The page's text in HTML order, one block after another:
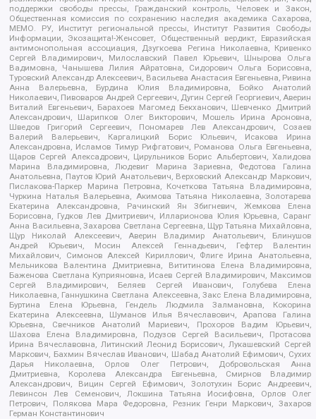
поддержки свободы прессы, Гражданский контроль, Человек и Закон,
Общественная комиссия по сохранению наследия академика Сахарова,
МЕМО. РУ, Институт региональной прессы, Институт Развития Свободы
Информации, Экозащита!-Женсовет, Общественный вердикт, Евразийская
антимонопольная ассоциация, Дзугкоева Регина Николаевна, Кривенко
Сергей Владимирович, Милославский Павел Юрьевич, Шнырова Ольга
Вадимовна, Чанышева Лилия Айратовна, Сидорович Ольга Борисовна,
Туровский Александр Алексеевич, Васильева Анастасия Евгеньевна, Ривина
Анна Валерьевна, Бурдина Юлия Владимировна, Бойко Анатолий
Николаевич, Пивоваров Андрей Сергеевич, Дугин Сергей Георгиевич, Аверин
Виталий Евгеньевич, Барахоев Магомед Бекханович, Шевченко Дмитрий
Александрович, Шарипков Олег Викторович, Мошель Ирина Ароновна,
Шведов Григорий Сергеевич, Пономарев Лев Александрович, Созаев
Валерий Валерьевич, Каргалицкий Борис Юльевич, Исакова Ирина
Александровна, Исламов Тимур Рифгатович, Романова Ольга Евгеньевна,
Щаров Сергей Алексадрович, Цирульников Борис Альбертович, Халидова
Марина Владимировна, Людевиг Марина Зариевна, Федотова Галина
Анатольевна, Паутов Юрий Анатольевич, Верховский Александр Маркович,
Пислакова-Паркер Марина Петровна, Кочеткова Татьяна Владимировна,
Чуркина Наталья Валерьевна, Акимова Татьяна Николаевна, Золотарева
Екатерина Александровна, Рачинский Ян Збигневич, Жемкова Елена
Борисовна, Гудков Лев Дмитриевич, Илларионова Юлия Юрьевна, Саранг
Анна Васильевна, Захарова Светлана Сергеевна, Щур Татьяна Михайловна,
Щур Николай Алексеевич, Аверин Владимир Анатольевич, Блинушов
Андрей Юрьевич, Мосин Алексей Геннадьевич, Гефтер Валентин
Михайлович, Симонов Алексей Кириллович, Флиге Ирина Анатольевна,
Мельникова Валентина Дмитриевна, Вититинова Елена Владимировна,
Баженова Светлана Куприяновна, Исаев Сергей Владимирович, Максимов
Сергей Владимирович, Беляев Сергей Иванович, Голубева Елена
Николаевна, Ганнушкина Светлана Алексеевна, Закс Елена Владимировна,
Буртина Елена Юрьевна, Гендель Людмила Залмановна, Кокорина
Екатерина Алексеевна, Шуманов Илья Вячеславович, Арапова Галина
Юрьевна, Свечников Анатолий Мариевич, Прохоров Вадим Юрьевич,
Шахова Елена Владимировна, Подузов Сергей Васильевич, Протасова
Ирина Вячеславовна, Литинский Леонид Борисович, Лукашевский Сергей
Маркович, Бахмин Вячеслав Иванович, Шабад Анатолий Ефимович, Сухих
Дарья Николаевна, Орлов Олег Петрович, Добровольская Анна
Дмитриевна, Королева Александра Евгеньевна, Смирнов Владимир
Александрович, Вицин Сергей Ефимович, Золотухин Борис Андреевич,
Левинсон Лев Семенович, Локшина Татьяна Иосифовна, Орлов Олег
Петрович, Полякова Мара Федоровна, Резник Генри Маркович, Захаров
Герман Константинович